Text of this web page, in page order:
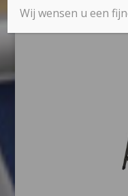
Wij wensen u een